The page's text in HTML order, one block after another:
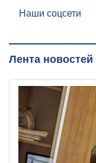
Наши соцсети
Лента новостей